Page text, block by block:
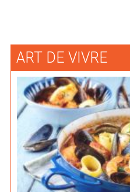
ART DE VIVRE